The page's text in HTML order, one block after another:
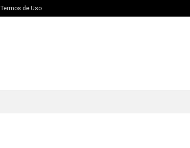
Termos de Uso